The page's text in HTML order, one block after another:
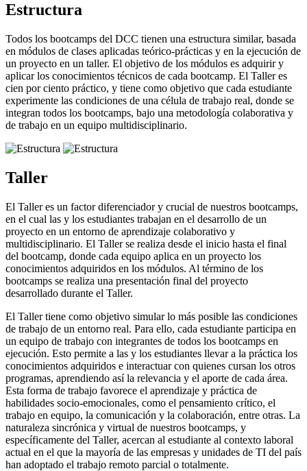
Estructura
Todos los bootcamps del DCC tienen una estructura similar, basada
en módulos de clases aplicadas teórico-prácticas y en la ejecución de
un proyecto en un taller. El objetivo de los módulos es adquirir y
aplicar los conocimientos técnicos de cada bootcamp. El Taller es
cien por ciento práctico, y tiene como objetivo que cada estudiante
experimente las condiciones de una célula de trabajo real, donde se
integran todos los bootcamps, bajo una metodología colaborativa y
de trabajo en un equipo multidisciplinario.
Taller
El Taller es un factor diferenciador y crucial de nuestros bootcamps,
en el cual las y los estudiantes trabajan en el desarrollo de un
proyecto en un entorno de aprendizaje colaborativo y
multidisciplinario. El Taller se realiza desde el inicio hasta el final
del bootcamp, donde cada equipo aplica en un proyecto los
conocimientos adquiridos en los módulos. Al término de los
bootcamps se realiza una presentación final del proyecto
desarrollado durante el Taller.
El Taller tiene como objetivo simular lo más posible las condiciones
de trabajo de un entorno real. Para ello, cada estudiante participa en
un equipo de trabajo con integrantes de todos los bootcamps en
ejecución. Esto permite a las y los estudiantes llevar a la práctica los
conocimientos adquiridos e interactuar con quienes cursan los otros
programas, aprendiendo así la relevancia y el aporte de cada área.
Esta forma de trabajo favorece el aprendizaje y práctica de
habilidades socio-emocionales, como el pensamiento crítico, el
trabajo en equipo, la comunicación y la colaboración, entre otras. La
naturaleza sincrónica y virtual de nuestros bootcamps, y
específicamente del Taller, acercan al estudiante al contexto laboral
actual en el que la mayoría de las empresas y unidades de TI del país
han adoptado el trabajo remoto parcial o totalmente.